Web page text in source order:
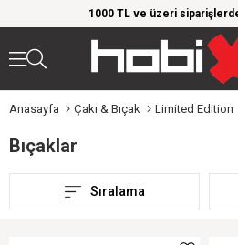
1000 TL ve üzeri
Anasayfa Çakı & Bıçak Limited Edition
Bıçaklar
Sıralama